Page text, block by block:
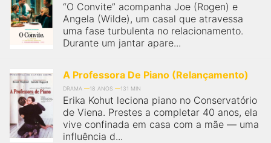
“O Convite” acompanha Joe (Rogen) e
Angela (Wilde), um casal que atravessa
uma fase turbulenta no relacionamento.
Durante um jantar apare...
A Professora De Piano (Relançamento)
DRAMA 18 ANOS 131 MIN
Erika Kohut leciona piano no Conservatório
de Viena. Prestes a completar 40 anos, ela
vive confinada em casa com a mãe — uma
influência d...